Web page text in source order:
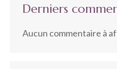
Derniers
Aucun commentaire à